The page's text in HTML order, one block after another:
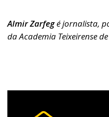
Almir Zarfegé jornalista,
da Academia Teixeirense